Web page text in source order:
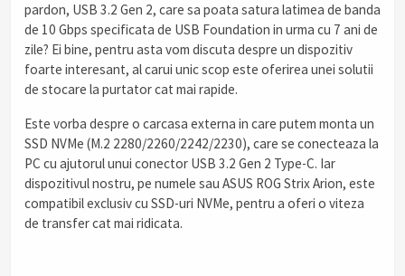
pardon, USB 3.2 Gen 2, care sa poata satura latimea de banda
de 10 Gbps specificata de USB Foundation in urma cu 7 ani de
zile? Ei bine, pentru asta vom discuta despre un dispozitiv
foarte interesant, al carui unic scop este oferirea unei solutii
de stocare la purtator cat mai rapide.
Este vorba despre o carcasa externa in care putem monta un
SSD NVMe (M.2 2280/2260/2242/2230), care se conecteaza la
PC cu ajutorul unui conector USB 3.2 Gen 2 Type-C. Iar
dispozitivul nostru, pe numele sau ASUS ROG Strix Arion, este
compatibil exclusiv cu SSD-uri NVMe, pentru a oferi o viteza
de transfer cat mai ridicata.